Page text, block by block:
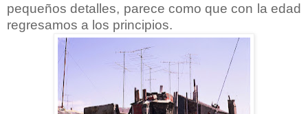
pequeños detalles, parece como que con la edad
regresamos a los principios.